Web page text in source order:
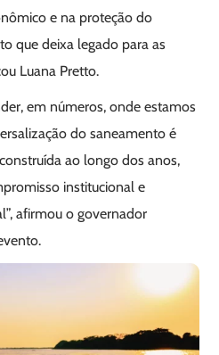
e na proteção do
que deixa legado para as
Luana Pretto.
em números, onde estamos
do saneamento é
ao longo dos anos,
institucional e
afirmou o governador